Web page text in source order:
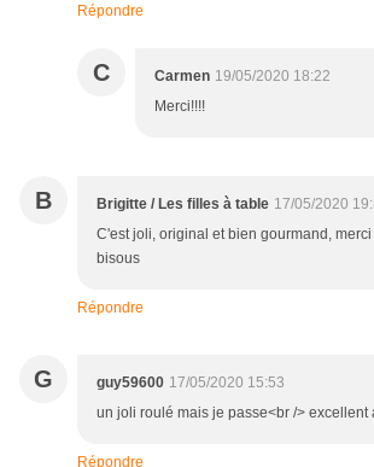
Répondre
C Carmen 19/05/2020 18:22
Merci!!!!
B Brigitte / Les filles à table 17/05/2020
C'est joli, original et bien gourmand,
bisous
Répondre
G guy59600 17/05/2020 15:53
un joli roulé mais je passe<br /> excellent
Répondre